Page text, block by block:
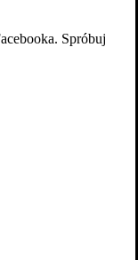
Spróbuj